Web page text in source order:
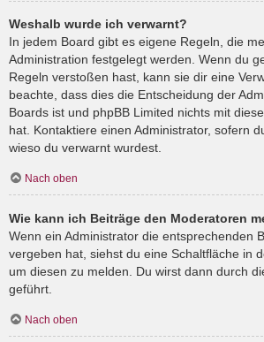
Weshalb wurde ich verwarnt?
In jedem Board gibt es eigene Regeln, die
Administration festgelegt werden. Wenn du
Regeln verstoßen hast, kann sie dir eine
beachte, dass dies die Entscheidung der
Boards ist und phpBB Limited nichts mit
hat. Kontaktiere einen Administrator, sofern
wieso du verwarnt wurdest.
Nach oben
Wie kann ich Beiträge den Moderatoren
Wenn ein Administrator die entsprechenden
vergeben hat, siehst du eine Schaltfläche in
um diesen zu melden. Du wirst dann durch
geführt.
Nach oben